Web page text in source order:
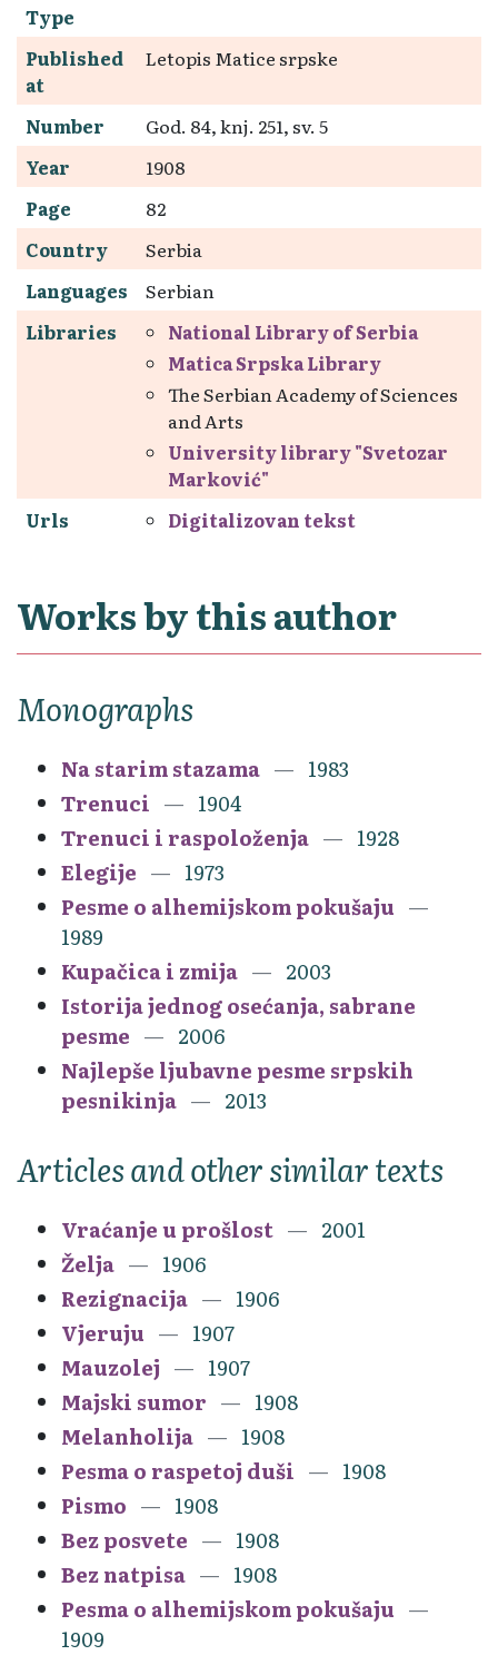
Type
Published
at
Letopis Matice srpske
Number
God. 84, knj. 251, sv. 5
Year
1908
Page
82
Country
Serbia
Languages
Serbian
Libraries
National Library of Serbia
Matica Srpska Library
The Serbian Academy of Sciences
and Arts
University library "Svetozar
Marković"
Urls
Digitalizovan tekst
Works by this author
Monographs
Na starim stazama
1983
Trenuci
1904
Trenuci i raspoloženja
1928
Elegije
1973
Pesme o alhemijskom pokušaju
1989
Kupačica i zmija
2003
Istorija jednog osećanja, sabrane
pesme
2006
Najlepše ljubavne pesme srpskih
pesnikinja
2013
Articles and other similar texts
Vraćanje u prošlost
2001
Želja
1906
Rezignacija
1906
Vjeruju
1907
Mauzolej
1907
Majski sumor
1908
Melanholija
1908
Pesma o raspetoj duši
1908
Pismo
1908
Bez posvete
1908
Bez natpisa
1908
Pesma o alhemijskom pokušaju
1909